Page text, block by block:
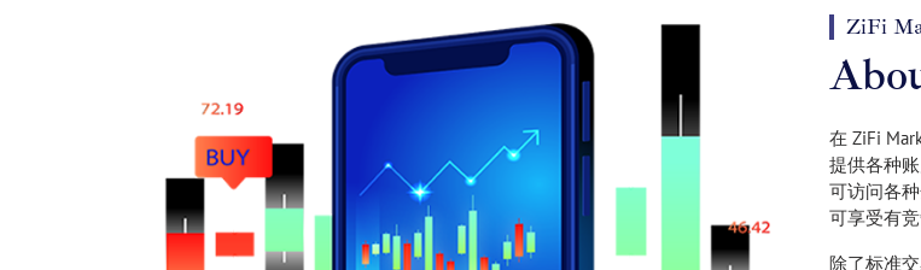
ZiFi
在 ZiFi
提供各种
可访问各
可享受有
除了标准